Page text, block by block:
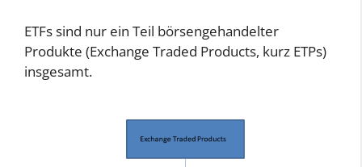
ETFs sind nur ein Teil börsengehandelter
Produkte (Exchange Traded Products, kurz ETPs)
insgesamt.